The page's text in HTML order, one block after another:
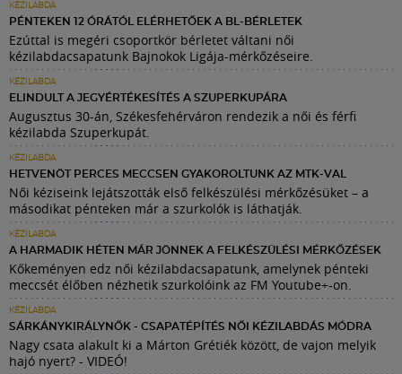
KÉZILABDA
PÉNTEKEN 12 ÓRÁTÓL ELÉRHETŐEK A BL-BÉRLETEK
Ezúttal is megéri csoportkör bérletet váltani női
kézilabdacsapatunk Bajnokok Ligája-mérkőzéseire.
KÉZILABDA
ELINDULT A JEGYÉRTÉKESÍTÉS A SZUPERKUPÁRA
Augusztus 30-án, Székesfehérváron rendezik a női és férfi
kézilabda Szuperkupát.
KÉZILABDA
HETVENÖT PERCES MECCSEN GYAKOROLTUNK AZ MTK-VAL
Női kéziseink lejátszották első felkészülési mérkőzésüket – a
másodikat pénteken már a szurkolók is láthatják.
KÉZILABDA
A HARMADIK HÉTEN MÁR JÖNNEK A FELKÉSZÜLÉSI MÉRKŐZÉSEK
Kőkeményen edz női kézilabdacsapatunk, amelynek pénteki
meccsét élőben nézhetik szurkolóink az FM Youtube+-on.
KÉZILABDA
SÁRKÁNYKIRÁLYNŐK - CSAPATÉPÍTÉS NŐI KÉZILABDÁS MÓDRA
Nagy csata alakult ki a Márton Grétiék között, de vajon melyik
hajó nyert? - VIDEÓ!